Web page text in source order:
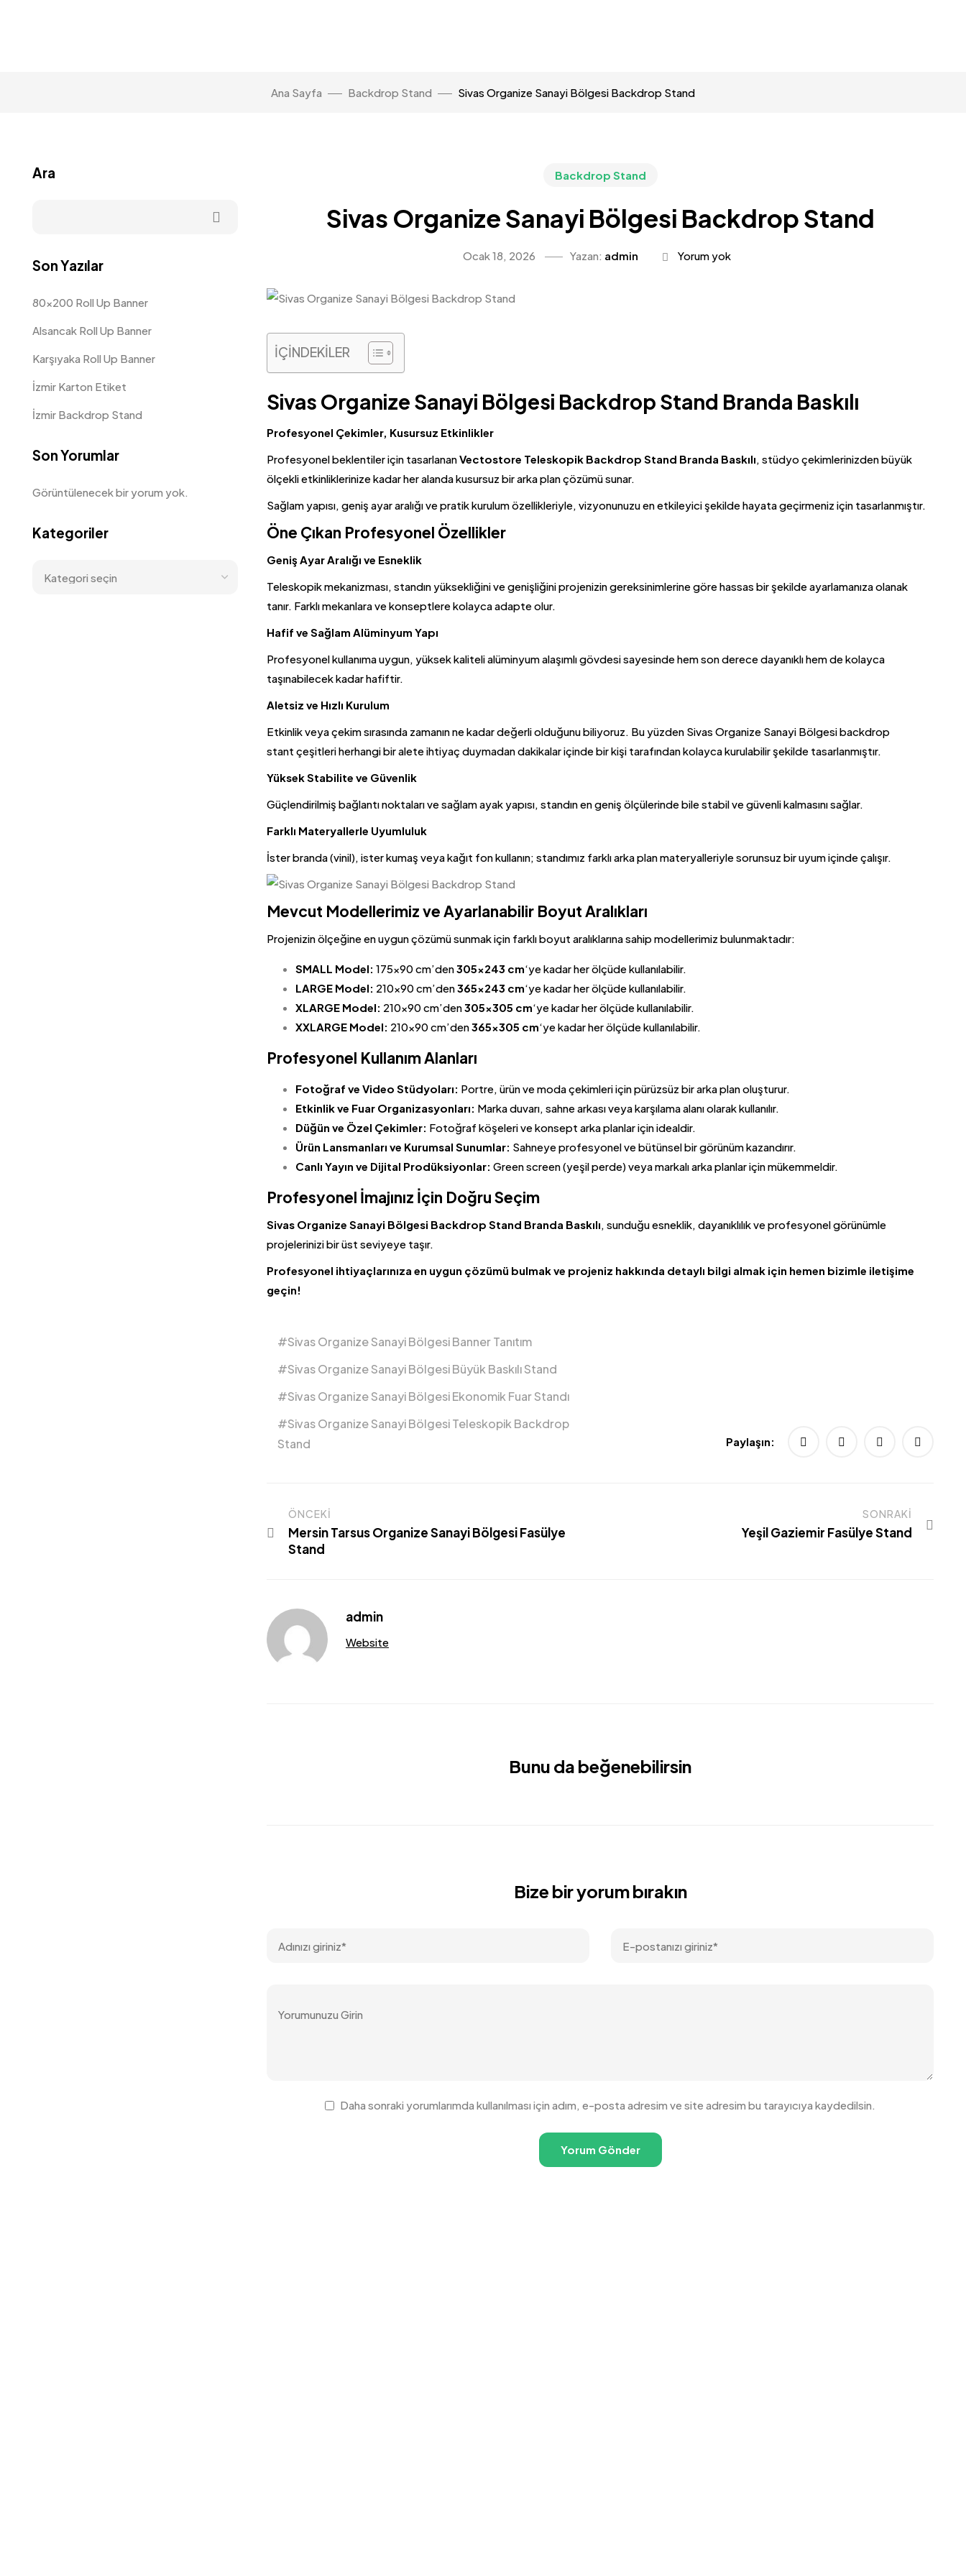
Ana Sayfa Backdrop Stand Sivas Organize Sanayi Bölgesi Backdrop Stand
Backdrop Stand
Sivas Organize Sanayi Bölgesi Backdrop Stand
Ocak 18, 2026 Yazan: admin Yorum yok
İÇİNDEKİLER
Sivas Organize Sanayi Bölgesi Backdrop Stand Branda Baskılı
Profesyonel Çekimler, Kusursuz Etkinlikler
Profesyonel beklentiler için tasarlananVectostore Teleskopik Backdrop Stand Branda Baskılı, stüdyo çekimlerinizden büyük
ölçekli etkinliklerinize kadar her alanda kusursuz bir arka plan çözümü sunar.
Sağlam yapısı, geniş ayar aralığı ve pratik kurulum özellikleriyle, vizyonunuzu en etkileyici şekilde hayata geçirmeniz için tasarlanmıştır.
Öne Çıkan Profesyonel Özellikler
Geniş Ayar Aralığı ve Esneklik
Teleskopik mekanizması, standın yüksekliğini ve genişliğini projenizin gereksinimlerine göre hassas bir şekilde ayarlamanıza olanak
tanır. Farklı mekanlara ve konseptlere kolayca adapte olur.
Hafif ve Sağlam Alüminyum Yapı
Profesyonel kullanıma uygun, yüksek kaliteli alüminyum alaşımlı gövdesi sayesinde hem son derece dayanıklı hem de kolayca
taşınabilecek kadar hafiftir.
Aletsiz ve Hızlı Kurulum
Etkinlik veya çekim sırasında zamanın ne kadar değerli olduğunu biliyoruz. Bu yüzden Sivas Organize Sanayi Bölgesi backdrop
stant çeşitleri herhangi bir alete ihtiyaç duymadan dakikalar içinde bir kişi tarafından kolayca kurulabilir şekilde tasarlanmıştır.
Yüksek Stabilite ve Güvenlik
Güçlendirilmiş bağlantı noktaları ve sağlam ayak yapısı, standın en geniş ölçülerinde bile stabil ve güvenli kalmasını sağlar.
Farklı Materyallerle Uyumluluk
İster branda (vinil), ister kumaş veya kağıt fon kullanın; standımız farklı arka plan materyalleriyle sorunsuz bir uyum içinde çalışır.
Mevcut Modellerimiz ve Ayarlanabilir Boyut Aralıkları
Projenizin ölçeğine en uygun çözümü sunmak için farklı boyut aralıklarına sahip modellerimiz bulunmaktadır:
SMALL Model: 175×90 cm’den305×243 cm‘ye kadar her ölçüde kullanılabilir.
LARGE Model: 210×90 cm’den365×243 cm‘ye kadar her ölçüde kullanılabilir.
XLARGE Model: 210×90 cm’den305×305 cm‘ye kadar her ölçüde kullanılabilir.
XXLARGE Model: 210×90 cm’den365×305 cm‘ye kadar her ölçüde kullanılabilir.
Profesyonel Kullanım Alanları
Fotoğraf ve Video Stüdyoları: Portre, ürün ve moda çekimleri için pürüzsüz bir arka plan oluşturur.
Etkinlik ve Fuar Organizasyonları: Marka duvarı, sahne arkası veya karşılama alanı olarak kullanılır.
Düğün ve Özel Çekimler: Fotoğraf köşeleri ve konsept arka planlar için idealdir.
Ürün Lansmanları ve Kurumsal Sunumlar: Sahneye profesyonel ve bütünsel bir görünüm kazandırır.
Canlı Yayın ve Dijital Prodüksiyonlar: Green screen (yeşil perde) veya markalı arka planlar için mükemmeldir.
Profesyonel İmajınız İçin Doğru Seçim
Sivas Organize Sanayi Bölgesi Backdrop Stand Branda Baskılı, sunduğu esneklik, dayanıklılık ve profesyonel görünümle
projelerinizi bir üst seviyeye taşır.
Profesyonel ihtiyaçlarınıza en uygun çözümü bulmak ve projeniz hakkında detaylı bilgi almak için hemen bizimle iletişime
geçin!
Sivas Organize Sanayi Bölgesi Banner Tanıtım
Sivas Organize Sanayi Bölgesi Büyük Baskılı Stand
Sivas Organize Sanayi Bölgesi Ekonomik Fuar Standı
Sivas Organize Sanayi Bölgesi Teleskopik Backdrop
Stand
Paylaşın:
ÖNCEKI
Mersin Tarsus Organize Sanayi Bölgesi Fasülye
Stand
SONRAKI
Yeşil Gaziemir Fasülye Stand
admin
Website
Bunu da beğenebilirsin
Bize bir yorum bırakın
Daha sonraki yorumlarımda kullanılması için adım, e-posta adresim ve site adresim bu tarayıcıya kaydedilsin.
Ara
Son Yazılar
80×200 Roll Up Banner
Alsancak Roll Up Banner
Karşıyaka Roll Up Banner
İzmir Karton Etiket
İzmir Backdrop Stand
Son Yorumlar
Görüntülenecek bir yorum yok.
Kategoriler